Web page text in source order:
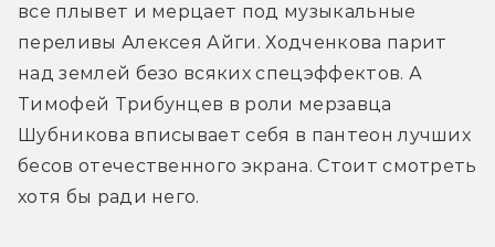
все плывет и мерцает под музыкальные
переливы Алексея Айги. Ходченкова парит
над землей безо всяких спецэффектов. А
Тимофей Трибунцев в роли мерзавца
Шубникова вписывает себя в пантеон лучших
бесов отечественного экрана. Стоит смотреть
хотя бы ради него.